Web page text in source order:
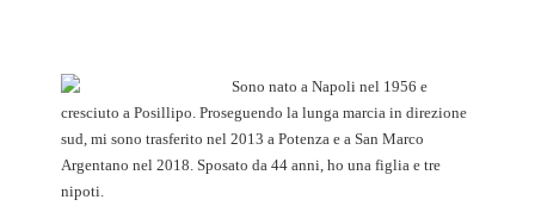
Sono nato a Napoli nel 1956 e
cresciuto a Posillipo. Proseguendo la lunga marcia in direzione
sud, mi sono trasferito nel 2013 a Potenza e a San Marco
Argentano nel 2018. Sposato da 44 anni, ho una figlia e tre
nipoti.